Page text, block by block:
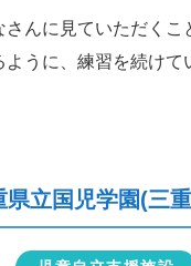
んに見ていただくこ
うに、練習を続けて
県立国児学園(三